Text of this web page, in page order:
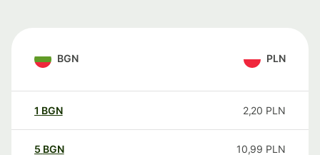
BGN PLN
1 BGN 2,20 PLN
5 BGN 10,99 PLN